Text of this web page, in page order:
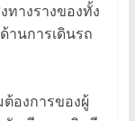
างรางของทั้ง
านการเดินรถ
องการของผู้